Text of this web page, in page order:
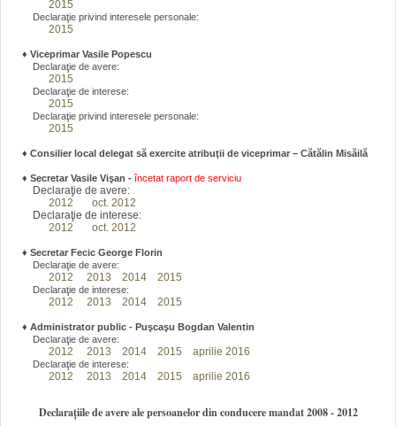
2015
Declaraţie privind interesele personale:
2015
♦ Viceprimar Vasile Popescu
Declaraţie de avere:
2015
Declaraţie de interese:
2015
Declaraţie privind interesele personale:
2015
♦ Consilier local delegat să exercite atribuţii de viceprimar – Cătălin Misăilă
♦ Secretar Vasile Vişan - încetat raport de serviciu
Declaraţie de avere:
2012
oct. 2012
Declaraţie de interese:
2012
oct. 2012
♦ Secretar Fecic George Florin
Declaraţie de avere:
2012 2013 2014 2015
Declaraţie de interese:
2012 2013 2014 2015
♦ Administrator public - Puşcaşu Bogdan Valentin
Declaraţie de avere:
2012 2013 2014 2015 aprilie 2016
Declaraţie de interese:
2012 2013 2014 2015 aprilie 2016
Declarațiile de avere ale persoanelor din conducere mandat 2008 - 2012